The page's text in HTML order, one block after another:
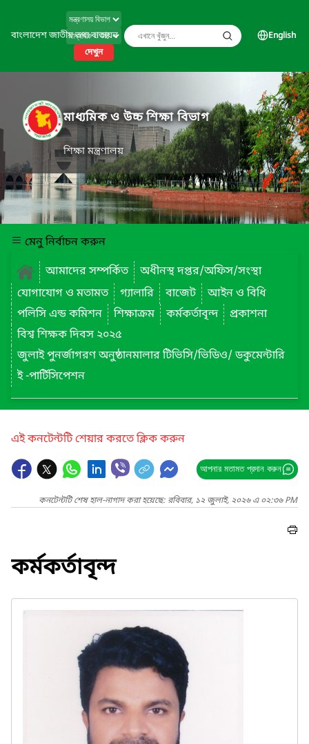
বাংলাদেশ জাতীয় তথ্য বাতায়ন
দেখুন
English
মাধ্যমিক ও উচ্চ শিক্ষা বিভাগ
শিক্ষা মন্ত্রণালয়
মেনু নির্বাচন করুন
আমাদের সম্পর্কিত
অধীনস্থ দপ্তর/অফিস/সংস্থা
যোগাযোগ ও মতামত
গ্যালারি বাজেট
আইন ও বিধি
পলিসি এন্ড কমিশন
শিক্ষাক্রম কর্মকর্তাবৃন্দ
প্রকাশনা
বিশ্ব শিক্ষক দিবস ২০২৫
জুলাই পুনর্জাগরণ অনুষ্ঠানমালার টিভিসি/ভিডিও/ ডকুমেন্টারি
ই -পার্টিসিপেশন
এই কনটেন্টটি শেয়ার করতে ক্লিক করুন
আপনার মতামত প্রদান করুন
কনটেন্টটি শেষ হাল-নাগাদ করা হয়েছে: রবিবার, ১২ জুলাই, ২০২৬ এ ০২:৩৬ PM
কর্মকর্তাবৃন্দ